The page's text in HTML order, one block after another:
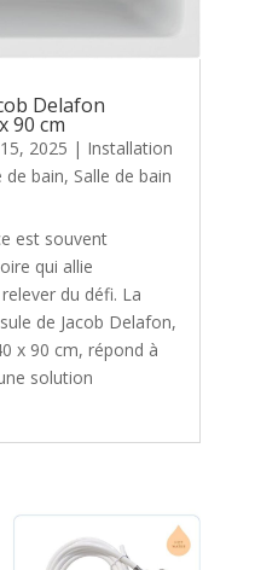
Delafon
90 cm
2025 | Installation
de bain, Salle de bain
est souvent
qui allie
du défi. La
de Jacob Delafon,
x 90 cm, répond à
solution